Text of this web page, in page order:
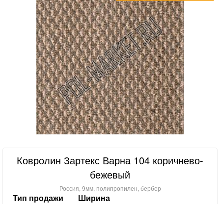
Ковролин Зартекс Варна 104 коричнево-
бежевый
Россия, 9мм, полипропилен, бербер
Тип продажи
Ширина